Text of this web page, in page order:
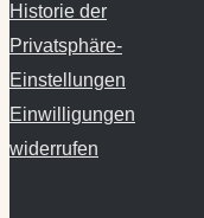
Historie der
Privatsphäre-
Einstellungen
Einwilligungen
widerrufen